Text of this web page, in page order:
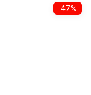
-47%